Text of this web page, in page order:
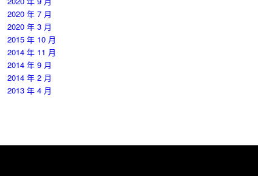
2020 年 7 月
2020 年 3 月
2015 年 10 月
2014 年 11 月
2014 年 9 月
2014 年 2 月
2013 年 4 月